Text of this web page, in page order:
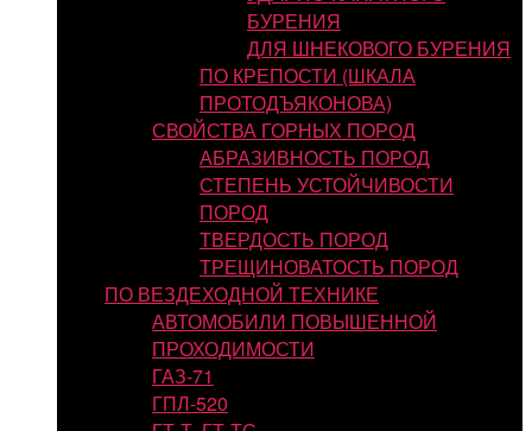
БУРЕНИЯ
ДЛЯ ШНЕКОВОГО БУРЕНИЯ
ПО КРЕПОСТИ (ШКАЛА
ПРОТОДЪЯКОНОВА)
СВОЙСТВА ГОРНЫХ ПОРОД
АБРАЗИВНОСТЬ ПОРОД
СТЕПЕНЬ УСТОЙЧИВОСТИ
ПОРОД
ТВЕРДОСТЬ ПОРОД
ТРЕЩИНОВАТОСТЬ ПОРОД
ПО ВЕЗДЕХОДНОЙ ТЕХНИКЕ
АВТОМОБИЛИ ПОВЫШЕННОЙ
ПРОХОДИМОСТИ
ГАЗ-71
ГПЛ-520